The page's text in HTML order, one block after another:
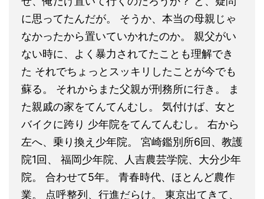
に思ってたんだが。 そうか、本当の母親じゃ
なかったから置いていかれたのか。 親父がい
ない時に、よく暴力されてたことも理解でき
た それでちょっとスッキリしたことが今でも
蘇る。 それからまた父親が刑務所に行き。 ま
た親戚の家をてんてんむし。 気付けば、女と
バイクに跨り 少年院をてんてんむし。 右から
左へ、乗り換え少年院。 宮崎鑑別所6回、教護
院1回、 福岡少年院、人吉農芸学院、大分少年
院。 合わせて5年。 青春時代、ほとんど農作
業。 点呼整列、行進だらけ。 東京出てきて、